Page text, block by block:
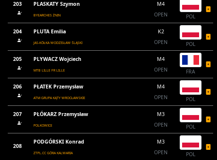
203 PLASKATY Szymon
BYEARCHES ŻNIN
M4
OPEN
POL
204 PLUTA Emilia
JAS-KÓŁKA WODZISŁAW ŚLĄSKI
K2
OPEN
POL
205 PLYWACZ Wojciech
MTB LILLE FR LILLE
M4
OPEN
FRA
206 PŁATEK Przemysław
ATM GRUPA KĄTY WROCŁAWSKIE
M4
OPEN
POL
207 PŁÓKARZ Przemysław
POLKOWICE
M3
OPEN
POL
208
PODGÓRSKI Konrad
ZTPL.CC GÓRA KALWARIA
M3
OPEN
POL